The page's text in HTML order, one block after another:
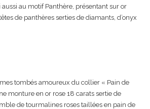
au motif Panthère, présentant sur or
de panthères serties de diamants, d’onyx
tombés amoureux du collier « Pain de
monture en or rose 18 carats sertie de
de tourmalines roses taillées en pain de